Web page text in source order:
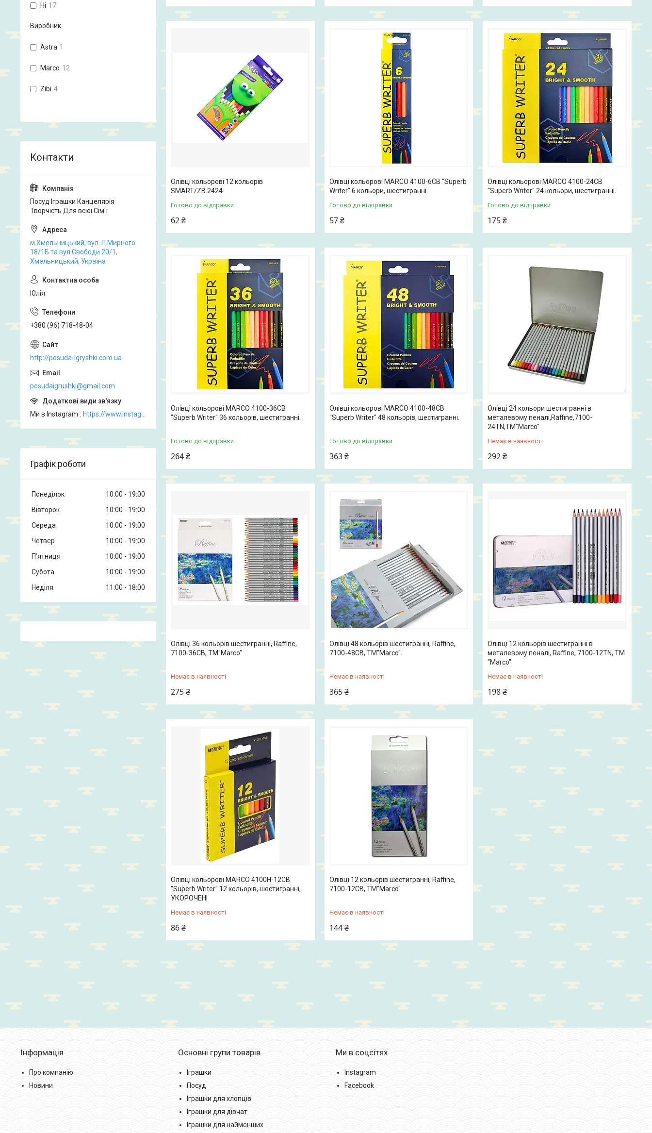
Олівці кольорові 12 кольорів
SMART/ZB.2424
Готово до відправки
62 ₴
Олівці кольорові MARCO 4100-6СВ "Superb
Writer" 6 кольори, шестигранні.
Готово до відправки
57 ₴
Олівці кольорові MARCO 4100-24СВ
"Superb Writer" 24 кольори, шестигранні.
Готово до відправки
175 ₴
Олівці кольорові MARCO 4100-36СВ
"Superb Writer" 36 кольорів, шестигранні.
Готово до відправки
264 ₴
Олівці кольорові MARCO 4100-48СВ
"Superb Writer" 48 кольорів, шестигранні.
Готово до відправки
363 ₴
Олівці 24 кольори шестигранні в
металевому пеналі,Raffine,7100-
24TN,ТМ"Marco"
Немає в наявності
292 ₴
Олівці 36 кольорів шестигранні, Raffine,
7100-36CB, ТМ"Marco"
Немає в наявності
275 ₴
Олівці 48 кольорів шестигранні, Raffine,
7100-48CB, ТМ"Marco".
Немає в наявності
365 ₴
Олівці 12 кольорів шестигранні в
металевому пеналі, Raffine, 7100-12TN, ТМ
"Marco"
Немає в наявності
198 ₴
Олівці кольорові MARCO 4100Н-12СВ
"Superb Writer" 12 кольорів, шестигранні,
УКОРОЧЕНІ
Немає в наявності
86 ₴
Олівці 12 кольорів шестигранні, Raffine,
7100-12CB, ТМ"Marco"
Немає в наявності
144 ₴
Ні 17
Виробник
Astra 1
Marco 12
Zibi 4
Посуд Іграшки Канцелярія
Творчість Для всієї Сім'ї
м.Хмельницький, вул. П.Мирного
18/1Б та вул.Свободи 20/1,
Хмельницький, Україна
Юлія
+380 (96) 718-48-04
http://posuda-igryshki.com.ua
posudaigrushki@gmail.com
Ми в Instagram
Графік роботи
Понеділок 10:00
19:00
Вівторок
10:00
19:00
Середа
10:00
19:00
Четвер
10:00
19:00
Пʼятниця
10:00
19:00
Субота
10:00
19:00
Неділя
11:00 18:00
Інформація
Про компанію
Новини
Основні групи товарів
Іграшки
Посуд
Іграшки для хлопців
Іграшки для дівчат
Іграшки для найменших
Ми в соцсітях
Instagram
Facebook